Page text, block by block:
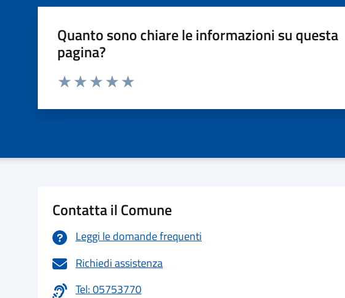
Quanto sono chiare le informazioni su questa
pagina?
Valuta da 1 a 5 stelle la pagina
Contatta il Comune
Leggi le domande frequenti
Richiedi assistenza
Tel: 05753770